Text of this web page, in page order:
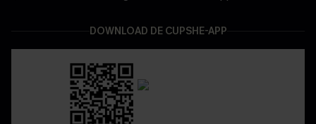
DOWNLOAD DE CUPSHE-APP